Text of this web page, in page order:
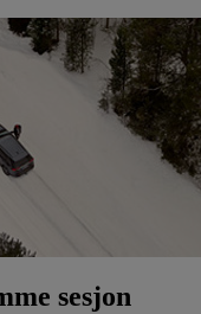
sesjon